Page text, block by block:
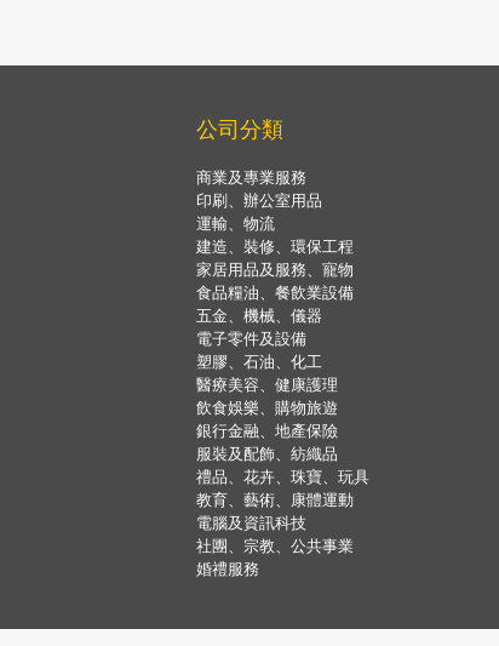
公司分類
商業及專業服務
印刷、辦公室用品
運輸、物流
建造、裝修、環保工程
家居用品及服務、寵物
食品糧油、餐飲業設備
五金、機械、儀器
電子零件及設備
塑膠、石油、化工
醫療美容、健康護理
飲食娛樂、購物旅遊
銀行金融、地產保險
服裝及配飾、紡織品
禮品、花卉、珠寶、玩具
教育、藝術、康體運動
電腦及資訊科技
社團、宗教、公共事業
婚禮服務